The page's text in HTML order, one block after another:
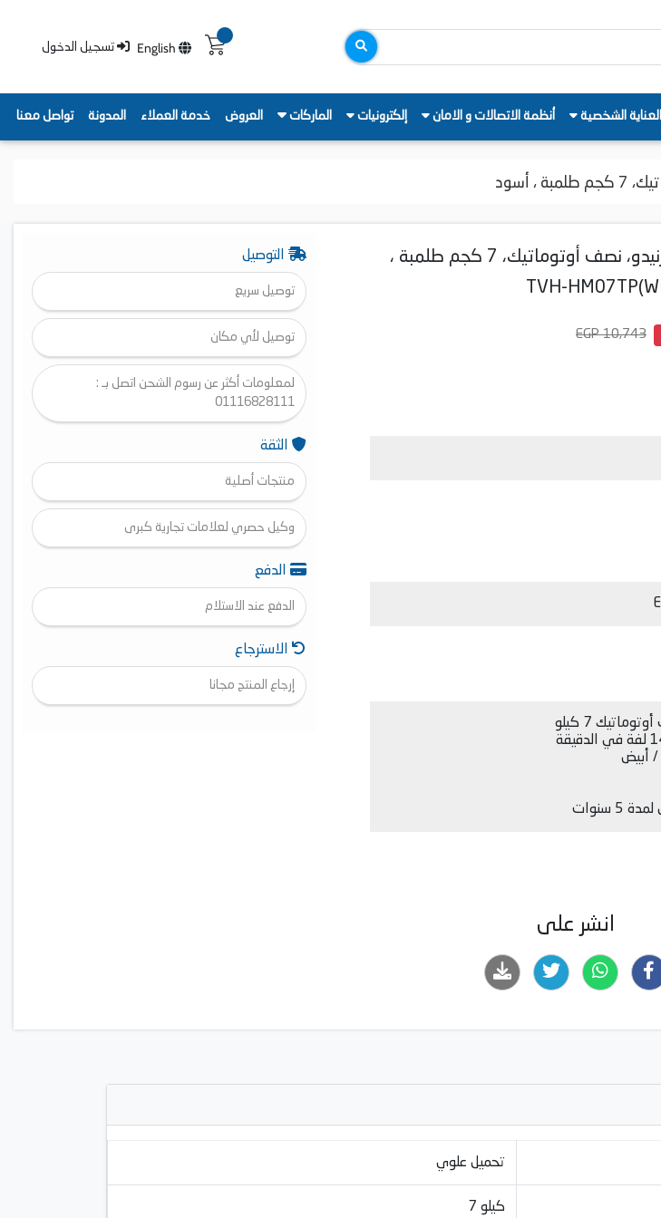
English تسجيل الدخول
الشخصية أنظمة الاتصالات و الامان إلكترونيات الماركات العروض خدمة العملاء المدونة تواصل معنا
أسود
غسالة ملابس تورنيدو، نصف أوتوماتيك، 7 كجم طلمبة ،
10,743 EGP
7 كيلو
/ أبيض
سنوات
انشر على
التوصيل
توصيل سريع
توصيل لأي مكان
لمعلومات أكثر عن رسوم الشحن اتصل بـ :
01116828111
الثقة
منتجات أصلية
وكيل حصري لعلامات تجارية كبرى
الدفع
الدفع عند الاستلام
الاسترجاع
إرجاع المنتج مجانا
تحميل علوي
7 كيلو